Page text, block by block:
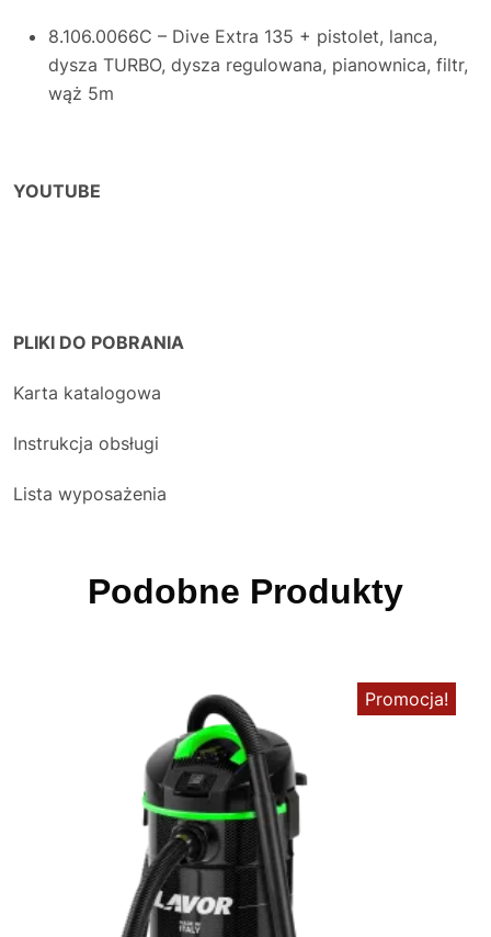
8.106.0066C – Dive Extra 135 + pistolet, lanca,
dysza TURBO, dysza regulowana, pianownica, filtr,
wąż 5m
YOUTUBE
PLIKI DO POBRANIA
Karta katalogowa
Instrukcja obsługi
Lista wyposażenia
Podobne Produkty
Promocja!